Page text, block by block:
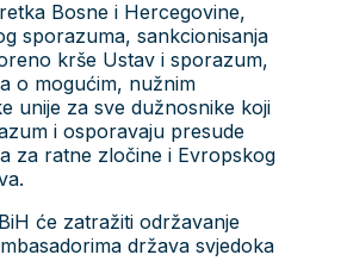
Bosne i Hercegovine,
sporazuma, sankcionisanja
krše Ustav i sporazum,
o mogućim, nužnim
unije za sve dužnosnike koji
i osporavaju presude
za ratne zločine i Evropskog
će zatražiti održavanje
država svjedoka